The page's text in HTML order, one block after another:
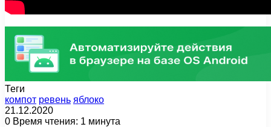
Теги
компот ревень яблоко
21.12.2020
0 Время чтения: 1 минута